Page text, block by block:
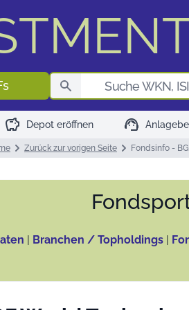
savings Depot eröffnen support_agent
Zurück zur vorigen Seite Fondsinfo -
| Branchen / Topholdings |